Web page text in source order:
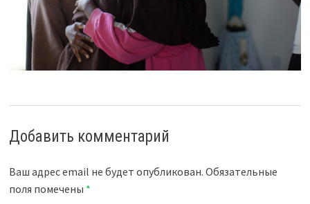
Добавить комментарий
Ваш адрес email не будет опубликован. Обязательные
поля помечены *